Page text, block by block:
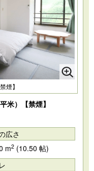
煙】
米）【禁煙】
広さ
m2(10.50 帖)